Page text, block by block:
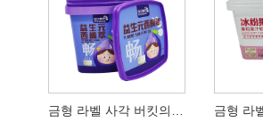
금형 라벨 사각 버킷의 PP 플라스틱